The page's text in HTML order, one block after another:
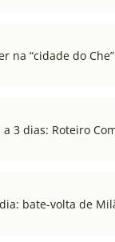
na “cidade do Che”
a 3 dias: Roteiro
bate-volta de